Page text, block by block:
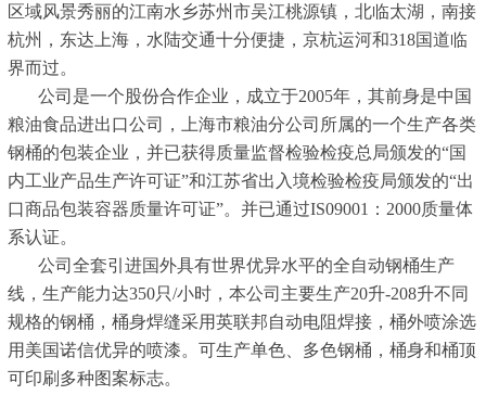
区域风景秀丽的江南水乡苏州市吴江桃源镇，北临太湖，南接
杭州，东达上海，水陆交通十分便捷，京杭运河和318国道临
界而过。
公司是一个股份合作企业，成立于2005年，其前身是中国
粮油食品进出口公司，上海市粮油分公司所属的一个生产各类
钢桶的包装企业，并已获得质量监督检验检疫总局颁发的“国
内工业产品生产许可证”和江苏省出入境检验检疫局颁发的“出
口商品包装容器质量许可证”。并已通过IS09001：2000质量体
系认证。
公司全套引进国外具有世界优异水平的全自动钢桶生产
线，生产能力达350只/小时，本公司主要生产20升-208升不同
规格的钢桶，桶身焊缝采用英联邦自动电阻焊接，桶外喷涂选
用美国诺信优异的喷漆。可生产单色、多色钢桶，桶身和桶顶
可印刷多种图案标志。